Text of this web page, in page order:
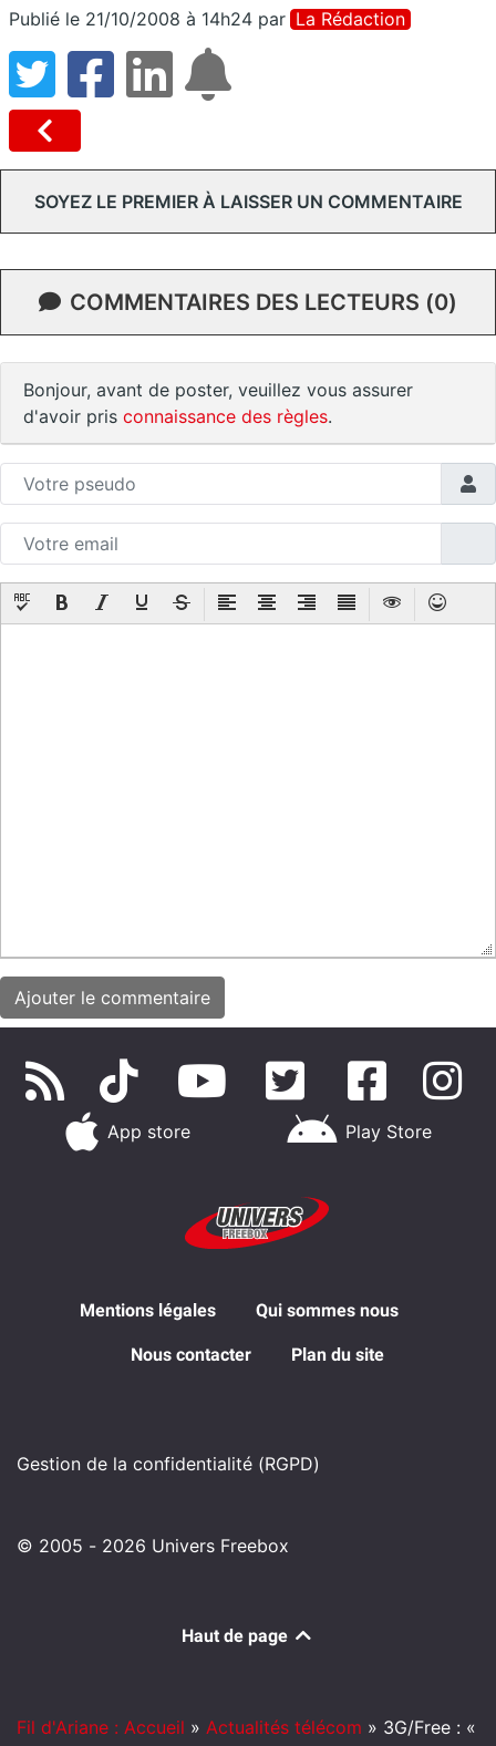
Publié le 21/10/2008 à 14h24 par La Rédaction
SOYEZ LE PREMIER À LAISSER UN COMMENTAIRE
COMMENTAIRES DES LECTEURS (0)
Bonjour, avant de poster, veuillez vous assurer
d'avoir pris connaissance des règles.
App store Play Store
Mentions légales Qui sommes nous
Nous contacter Plan du site
Gestion de la confidentialité (RGPD)
© 2005 - 2026 Univers Freebox
Haut de page
Fil d'Ariane : Accueil » Actualités télécom » 3G/Free : «